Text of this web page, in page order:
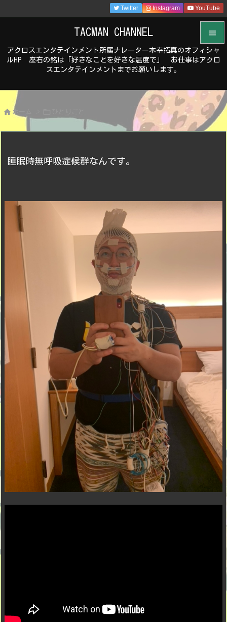
TACMAN CHANNEL
アクロスエンタテインメント所属ナレーター本幸拓真のオフィシャ
ルHP 座右の銘は「好きなことを好きな温度で」 お仕事はアクロ
スエンタテインメントまでお願いします。


メニュ
サイド

前へ

Twitter Instagram YouTube
 ホーム
睡眠時無呼吸症候群なんです。